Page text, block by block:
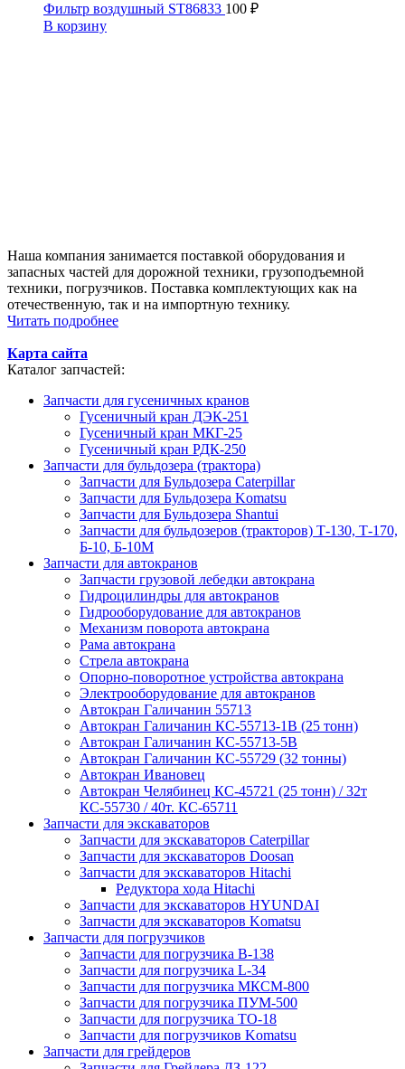
Фильтр воздушный ST86833 100 ₽
В корзину
Наша компания занимается поставкой оборудования и
запасных частей для дорожной техники, грузоподъемной
техники, погрузчиков. Поставка комплектующих как на
отечественную, так и на импортную технику.
Читать подробнее
Карта сайта
Каталог запчастей:
Запчасти для гусеничных кранов
Гусеничный кран ДЭК-251
Гусеничный кран МКГ-25
Гусеничный кран РДК-250
Запчасти для бульдозера (трактора)
Запчасти для Бульдозера Caterpillar
Запчасти для Бульдозера Komatsu
Запчасти для Бульдозера Shantui
Запчасти для бульдозеров (тракторов) Т-130, Т-170,
Б-10, Б-10М
Запчасти для автокранов
Запчасти грузовой лебедки автокрана
Гидроцилиндры для автокранов
Гидрооборудование для автокранов
Механизм поворота автокрана
Рама автокрана
Стрела автокрана
Опорно-поворотное устройства автокрана
Электрооборудование для автокранов
Автокран Галичанин 55713
Автокран Галичанин КС-55713-1В (25 тонн)
Автокран Галичанин КС-55713-5В
Автокран Галичанин КС-55729 (32 тонны)
Автокран Ивановец
Автокран Челябинец КС-45721 (25 тонн) / 32т
КС-55730 / 40т. КС-65711
Запчасти для экскаваторов
Запчасти для экскаваторов Caterpillar
Запчасти для экскаваторов Doosan
Запчасти для экскаваторов Hitachi
Редуктора хода Hitachi
Запчасти для экскаваторов HYUNDAI
Запчасти для экскаваторов Komatsu
Запчасти для погрузчиков
Запчасти для погрузчика B-138
Запчасти для погрузчика L-34
Запчасти для погрузчика МКСМ-800
Запчасти для погрузчика ПУМ-500
Запчасти для погрузчика ТО-18
Запчасти для погрузчиков Komatsu
Запчасти для грейдеров